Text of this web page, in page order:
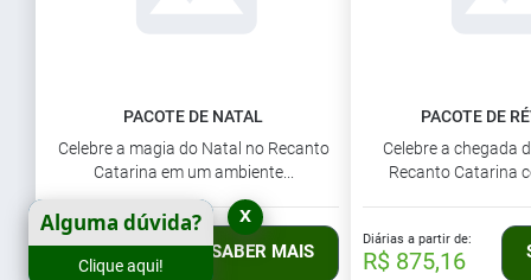
PACOTE DE NATAL
Celebre a magia do Natal no Recanto
Catarina em um ambiente...
Diárias a partir de:
R$ 532,95 SABER MAIS
PACOTE DE
Celebre a chegada
Recanto Catarina
Diárias a partir de:
R$ 875,16
Alguma dúvida?
Clique aqui!
x